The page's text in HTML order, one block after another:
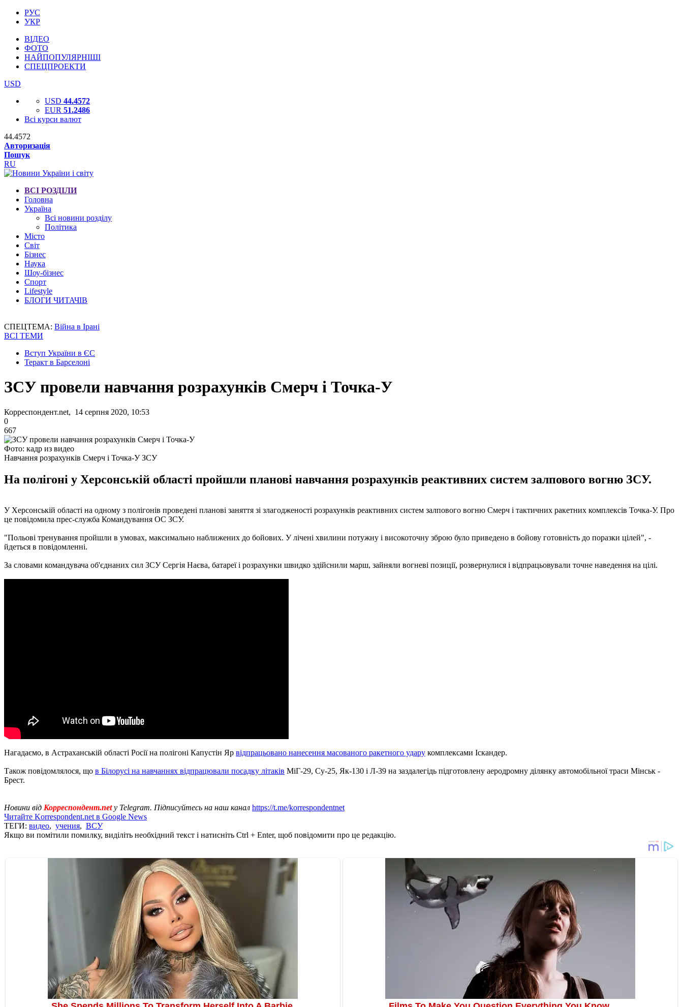
РУС
УКР
ВІДЕО
ФОТО
НАЙПОПУЛЯРНІШІ
СПЕЦПРОЕКТИ
USD
USD 44.4572
EUR 51.2486
Всі курси валют
44.4572
Авторизація
Пошук
RU
ВСІ РОЗДІЛИ
Головна
Україна
Всі новини розділу
Політика
Місто
Світ
Бізнес
Наука
Шоу-бізнес
Спорт
Lifestyle
БЛОГИ ЧИТАЧІВ
СПЕЦТЕМА: Війна в Ірані
ВСІ ТЕМИ
Вступ України в ЄС
Теракт в Барселоні
ЗСУ провели навчання розрахунків Смерч і Точка-У
Корреспондент.net, 14 серпня 2020, 10:53
0
667
Фото: кадр из видео
Навчання розрахунків Смерч і Точка-У ЗСУ
На полігоні у Херсонській області пройшли планові навчання розрахунків реактивних систем залпового вогню ЗСУ.
У Херсонській області на одному з полігонів проведені планові заняття зі злагодженості розрахунків реактивних систем залпового вогню Смерч і тактичних ракетних комплексів Точка-У. Про
це повідомила прес-служба Командування ОС ЗСУ.
"Польові тренування пройшли в умовах, максимально наближених до бойових. У лічені хвилини потужну і високоточну зброю було приведено в бойову готовність до поразки цілей", -
йдеться в повідомленні.
За словами командувача об'єднаних сил ЗСУ Сергія Наєва, батареї і розрахунки швидко здійснили марш, зайняли вогневі позиції, розвернулися і відпрацьовували точне наведення на цілі.
Нагадаємо, в Астраханській області Росії на полігоні Капустін Яр відпрацьовано нанесення масованого ракетного удару комплексами Іскандер.
Також повідомлялося, що в Білорусі на навчаннях відпрацювали посадку літаків МіГ-29, Су-25, Як-130 і Л-39 на заздалегідь підготовлену аеродромну ділянку автомобільної траси Мінськ -
Брест.
Новини від Корреспондент.net у Telegram. Підписуйтесь на наш канал https://t.me/korrespondentnet
Читайте Korrespondent.net в Google News
ТЕГИ: видео, учения, ВСУ
Якщо ви помітили помилку, виділіть необхідний текст і натисніть Ctrl + Enter, щоб повідомити про це редакцію.